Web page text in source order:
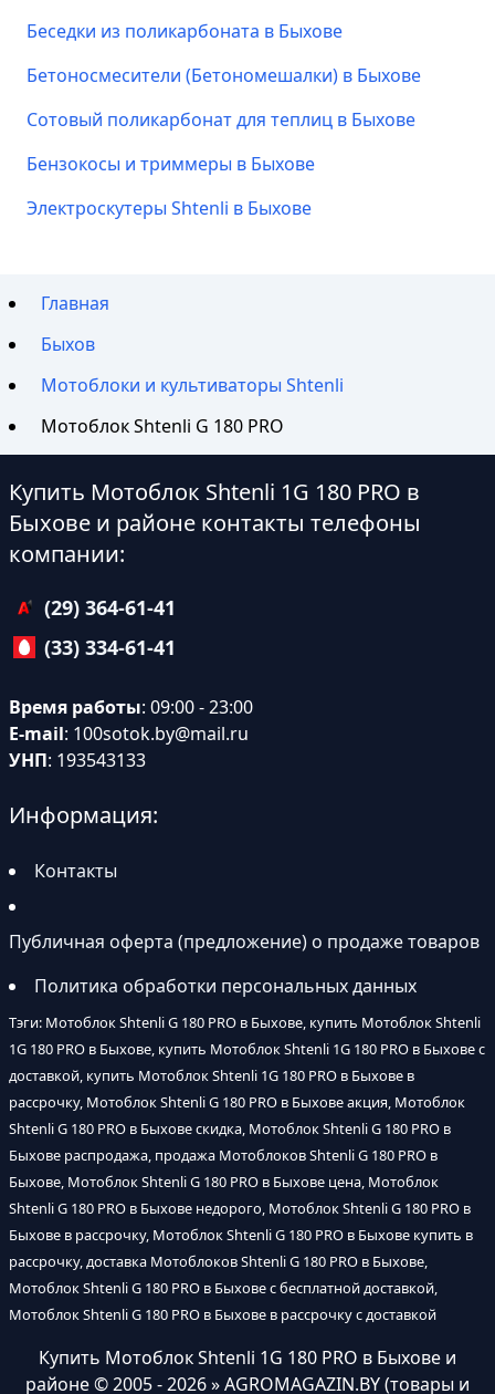
Беседки из поликарбоната в Быхове
Бетоносмесители (Бетономешалки) в Быхове
Сотовый поликарбонат для теплиц в Быхове
Бензокосы и триммеры в Быхове
Электроскутеры Shtenli в Быхове
Главная
Быхов
Мотоблоки и культиваторы Shtenli
Мотоблок Shtenli G 180 PRO
Купить Мотоблок Shtenli 1G 180 PRO в
Быхове и районе контакты телефоны
компании:
(29) 364-61-41
(33) 334-61-41
Время работы: 09:00 - 23:00
E-mail: 100sotok.by@mail.ru
УНП: 193543133
Информация:
Контакты
Публичная оферта (предложение) о продаже товаров
Политика обработки персональных данных
Тэги: Мотоблок Shtenli G 180 PRO в Быхове, купить Мотоблок Shtenli
1G 180 PRO в Быхове, купить Мотоблок Shtenli 1G 180 PRO в Быхове с
доставкой, купить Мотоблок Shtenli 1G 180 PRO в Быхове в
рассрочку, Мотоблок Shtenli G 180 PRO в Быхове акция, Мотоблок
Shtenli G 180 PRO в Быхове скидка, Мотоблок Shtenli G 180 PRO в
Быхове распродажа, продажа Мотоблоков Shtenli G 180 PRO в
Быхове, Мотоблок Shtenli G 180 PRO в Быхове цена, Мотоблок
Shtenli G 180 PRO в Быхове недорого, Мотоблок Shtenli G 180 PRO в
Быхове в рассрочку, Мотоблок Shtenli G 180 PRO в Быхове купить в
рассрочку, доставка Мотоблоков Shtenli G 180 PRO в Быхове,
Мотоблок Shtenli G 180 PRO в Быхове с бесплатной доставкой,
Мотоблок Shtenli G 180 PRO в Быхове в рассрочку с доставкой
Купить Мотоблок Shtenli 1G 180 PRO в Быхове и
районе© 2005 - 2026 » AGROMAGAZIN.BY (товары и